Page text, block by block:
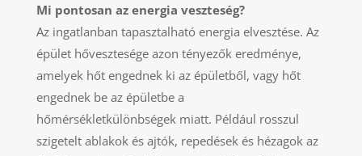
Mi pontosan az energia veszteség?
Az ingatlanban tapasztalható energia elvesztése. Az
épület hővesztesége azon tényezők eredménye,
amelyek hőt engednek ki az épületből, vagy hőt
engednek be az épületbe a
hőmérsékletkülönbségek miatt. Például rosszul
szigetelt ablakok és ajtók, repedések és hézagok az